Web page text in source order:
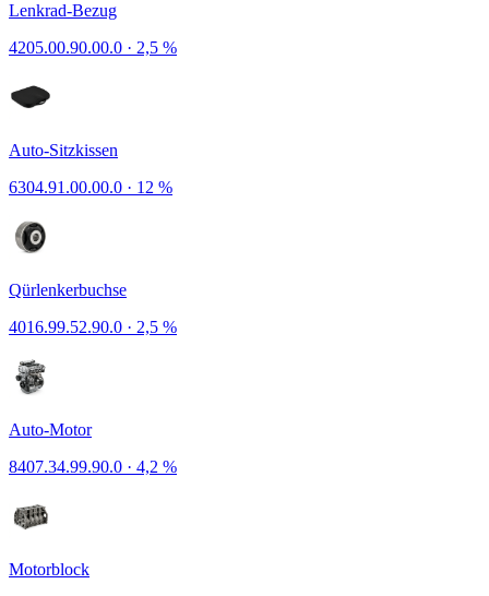
Lenkrad-Bezug
4205.00.90.00.0 · 2,5 %
Auto-Sitzkissen
6304.91.00.00.0 · 12 %
Qürlenkerbuchse
4016.99.52.90.0 · 2,5 %
Auto-Motor
8407.34.99.90.0 · 4,2 %
Motorblock